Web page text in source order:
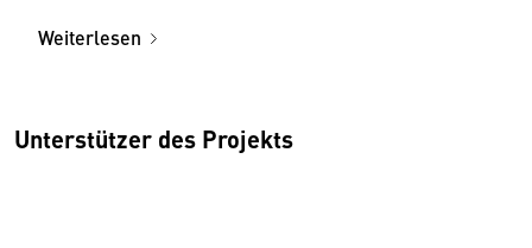
Weiterlesen
Unterstützer des Projekts